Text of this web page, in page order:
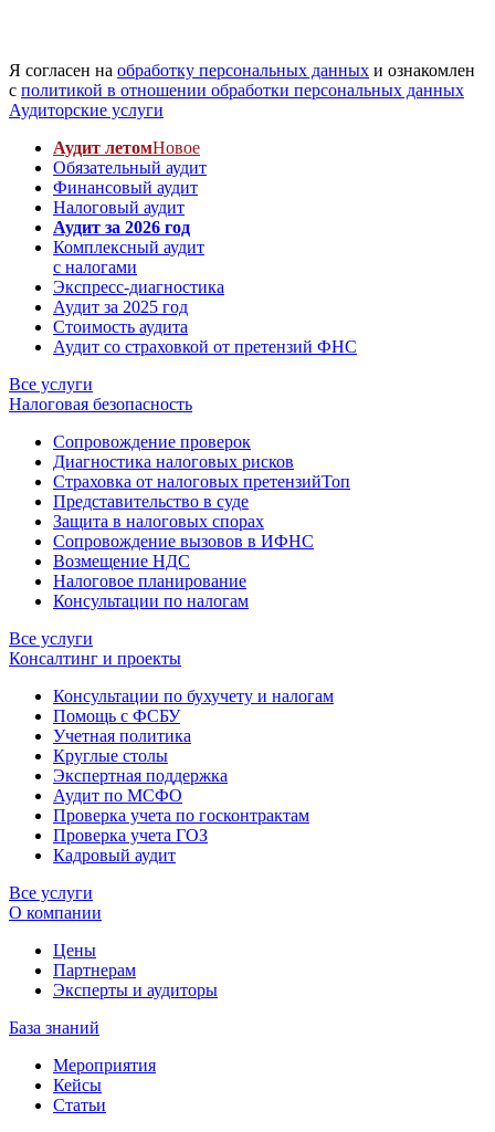
Я согласен на обработку персональных данных и ознакомлен
с политикой в отношении обработки персональных данных
Аудиторские услуги
Аудит летомНовое
Обязательный аудит
Финансовый аудит
Налоговый аудит
Аудит за 2026 год
Комплексный аудит
с налогами
Экспресс-диагностика
Аудит за 2025 год
Стоимость аудита
Аудит со страховкой от претензий ФНС
Все услуги
Налоговая безопасность
Сопровождение проверок
Диагностика налоговых рисков
Страховка от налоговых претензийТоп
Представительство в суде
Защита в налоговых спорах
Сопровождение вызовов в ИФНС
Возмещение НДС
Налоговое планирование
Консультации по налогам
Все услуги
Консалтинг и проекты
Консультации по бухучету и налогам
Помощь с ФСБУ
Учетная политика
Круглые столы
Экспертная поддержка
Аудит по МСФО
Проверка учета по госконтрактам
Проверка учета ГОЗ
Кадровый аудит
Все услуги
О компании
Цены
Партнерам
Эксперты и аудиторы
База знаний
Мероприятия
Кейсы
Статьи